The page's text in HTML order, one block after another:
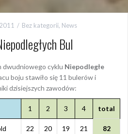
Bez kategorii, News
Bul
dwudniowego cyklu Niepodległe
boju stawiło się 11 bulerów i
dzisiejszych zawodów:
1 2 3 4 total
22 20 19 21 82